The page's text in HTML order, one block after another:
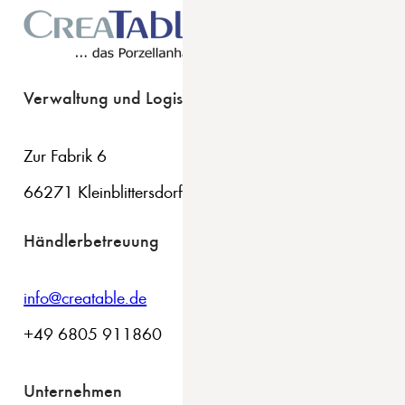
Verwaltung und Logistik
Zur Fabrik 6
66271 Kleinblittersdorf
Händlerbetreuung
info@creatable.de
+49 6805 911860
Unternehmen